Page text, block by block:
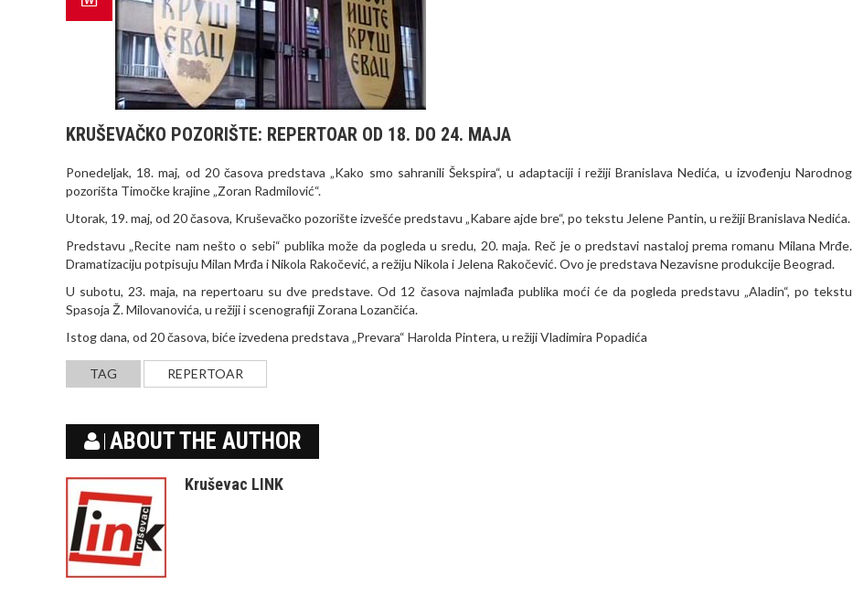
KRUŠEVAČKO POZORIŠTE: REPERTOAR OD 18. DO 24. MAJA
Ponedeljak, 18. maj, od 20 časova predstava „Kako smo sahranili Šekspira“, u adaptaciji i režiji Branislava Nedića, u izvođenju Narodnog
pozorišta Timočke krajine „Zoran Radmilović“.
Utorak, 19. maj, od 20 časova, Kruševačko pozorište izvešće predstavu „Kabare ajde bre“, po tekstu Jelene Pantin, u režiji Branislava Nedića.
Predstavu „Recite nam nešto o sebi“ publika može da pogleda u sredu, 20. maja. Reč je o predstavi nastaloj prema romanu Milana Mrđe.
Dramatizaciju potpisuju Milan Mrđa i Nikola Rakočević, a režiju Nikola i Jelena Rakočević. Ovo je predstava Nezavisne produkcije Beograd.
U subotu, 23. maja, na repertoaru su dve predstave. Od 12 časova najmlađa publika moći će da pogleda predstavu „Aladin“, po tekstu
Spasoja Ž. Milovanovića, u režiji i scenografiji Zorana Lozančića.
Istog dana, od 20 časova, biće izvedena predstava „Prevara“ Harolda Pintera, u režiji Vladimira Popadića
TAG REPERTOAR
ABOUT THE AUTHOR
Kruševac LINK